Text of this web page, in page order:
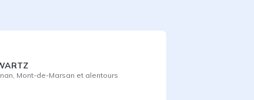
Mont-de-Marsan et alentours